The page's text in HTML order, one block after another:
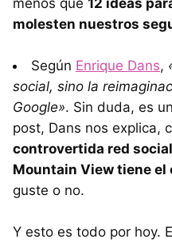
molesten nuestros
Según Enrique Dans,
social, sino la
Google». Sin duda, es
post, Dans nos explica,
controvertida red
Mountain View tiene el
guste o no.
Y esto es todo por hoy.